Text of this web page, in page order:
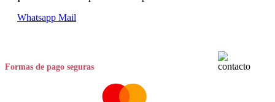
Whatsapp Mail
Formas de pago seguras